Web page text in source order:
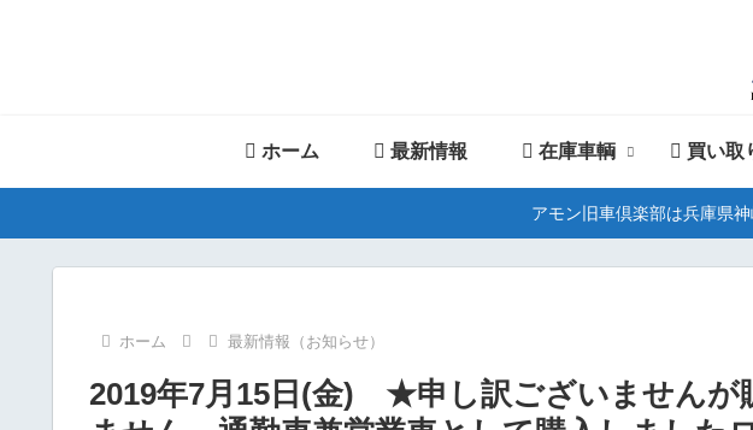
ホーム 最新情報 在庫車輌 買い取
アモン旧車倶楽部は兵庫県
ホーム 最新情報（お知らせ）
2019年7月15日(金) ★申し訳ございませんが